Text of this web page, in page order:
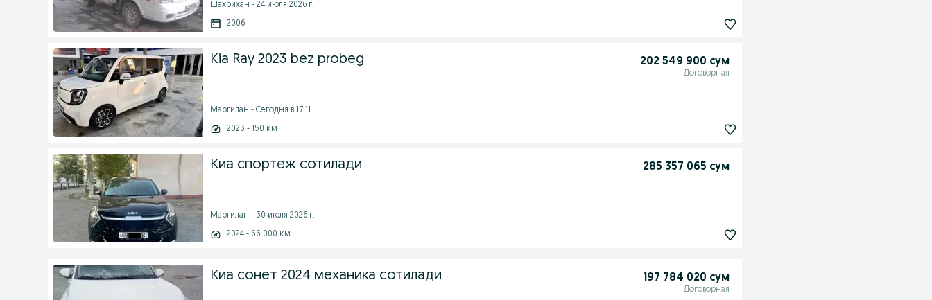
Шахрихан - 24 июля 2026 г.
2006
Kia Ray 2023 bez probeg 202 549 900 сум
Договорная
Маргилан - Сегодня в 17:11
2023 - 150 км
Киа спортеж сотилади 285 357 065 сум
Маргилан - 30 июля 2026 г.
2024 - 66 000 км
Киа сонет 2024 механика сотилади 197 784 020 сум
Договорная